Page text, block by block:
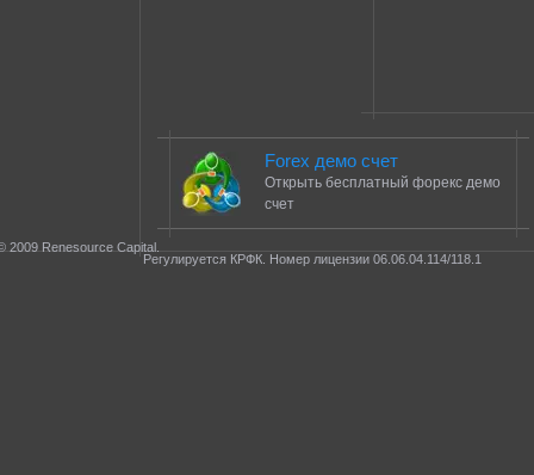
Forex демо счет
Открыть бесплатный форекс демо
счет
2009 Renesource Capital.
Регулируется КРФК. Номер лицензии 06.06.04.114/118.1